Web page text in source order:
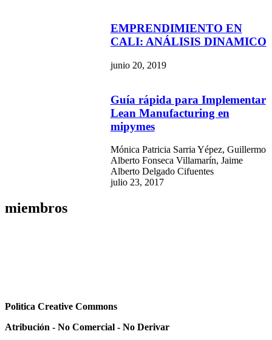
EMPRENDIMIENTO EN
CALI: ANÁLISIS DINAMICO
junio 20, 2019
Guía rápida para Implementar
Lean Manufacturing en
mipymes
Mónica Patricia Sarria Yépez, Guillermo
Alberto Fonseca Villamarín, Jaime
Alberto Delgado Cifuentes
julio 23, 2017
miembros
Polìtica Creative Commons
Atribución - No Comercial - No Derivar